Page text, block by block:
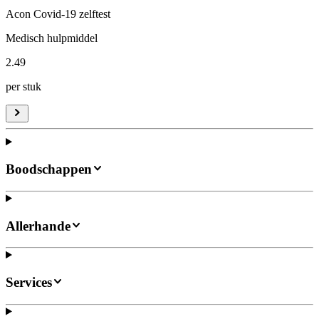
Acon Covid-19 zelftest
Medisch hulpmiddel
2.49
per stuk
Boodschappen
Allerhande
Services